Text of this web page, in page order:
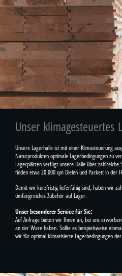
Unser klimagesteuertes
Unsere Lagerhalle ist mit einer Klimasteuerung
Naturprodukten optimale Lagerbedingungen zu
Lagerplätzen verfügt unsere Halle über
finden etwa 20.000 qm Dielen und Parkett in der
Damit wir kurzfristig lieferfähig sind, haben wir
umfangreiches Zubehör auf Lager.
Unser besonderer Service für Sie:
Auf Anfrage bieten wir Ihnen an, bei uns
an der Ware haben. Sollte es beispielsweise
wir für optimal klimatisierte Lagerbedingungen